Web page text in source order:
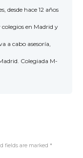
desde hace 12 años
en Madrid y
a cabo asesoría,
Colegiada M-
fields are marked *